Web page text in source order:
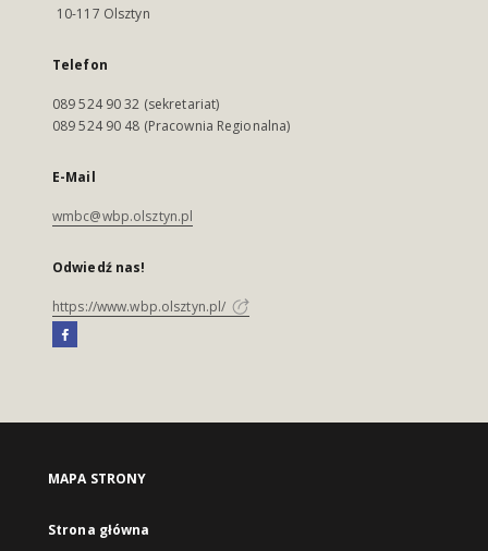
10-117 Olsztyn
Telefon
089 524 90 32 (sekretariat)
089 524 90 48 (Pracownia Regionalna)
E-Mail
wmbc@wbp.olsztyn.pl
Odwiedź nas!
https://www.wbp.olsztyn.pl/
MAPA STRONY
Strona główna